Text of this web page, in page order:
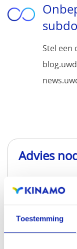
Toestemming
Stel een
Advies
Neem
over zowel de
domein zelf,